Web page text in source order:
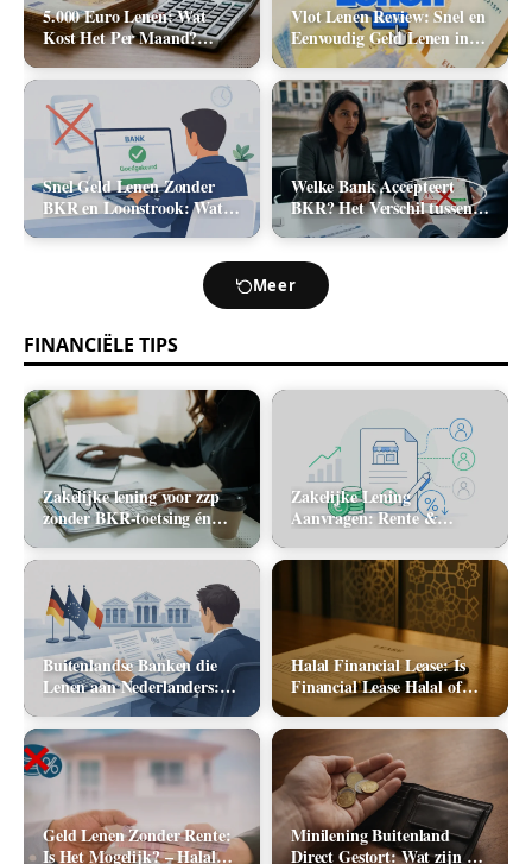
5.000 Euro Lenen: Wat
Kost Het Per Maand?
(Rente & Maandlasten
2026)
Vlot Lenen Review: Snel en
Eenvoudig Geld Lenen in
2026
Snel Geld Lenen Zonder
BKR en Loonstrook: Wat
Zijn Je Opties?
Welke Bank Accepteert
BKR? Het Verschil tussen
Positief en Negatief BKR
Meer
FINANCIËLE TIPS
Zakelijke lening voor zzp
zonder BKR-toetsing én
zonder jaarcijfers: kan het
in 2026?
Zakelijke Lening
Aanvragen: Rente &
Buitenlandse Banken die
Lenen aan Nederlanders:
Complete Lijst +
Vergelijking 2026
Halal Financial Lease: Is
Financial Lease Halal of
Haram?
Geld Lenen Zonder Rente:
Is Het Mogelijk? – Halal
Minilening Buitenland
Direct Gestort: Wat zijn de